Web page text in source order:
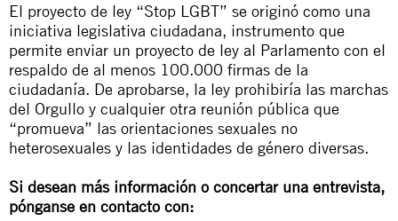
El proyecto de ley “Stop LGBT” se originó como una
iniciativa legislativa ciudadana, instrumento que
permite enviar un proyecto de ley al Parlamento con el
respaldo de al menos 100.000 firmas de la
ciudadanía. De aprobarse, la ley prohibiría las marchas
del Orgullo y cualquier otra reunión pública que
“promueva” las orientaciones sexuales no
heterosexuales y las identidades de género diversas.
Si desean más información o concertar una entrevista,
pónganse en contacto con: